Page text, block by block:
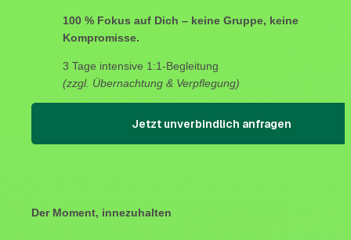
100 % Fokus auf Dich – keine Gruppe, keine
Kompromisse.
3 Tage intensive 1:1-Begleitung
(zzgl. Übernachtung & Verpflegung)
Jetzt unverbindlich anfragen
Der Moment, innezuhalten